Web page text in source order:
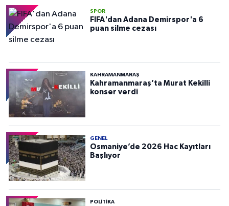
SPOR
FIFA'dan Adana Demirspor'a 6
puan silme cezası
KAHRAMANMARAŞ
Kahramanmaraş’ta Murat Kekilli
konser verdi
GENEL
Osmaniye’de 2026 Hac Kayıtları
Başlıyor
POLITIKA